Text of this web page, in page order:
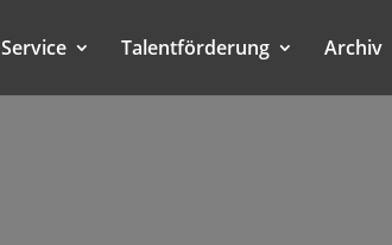
Service Talentförderung Archiv